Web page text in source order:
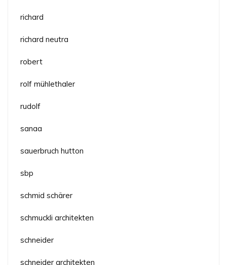
richard
richard neutra
robert
rolf mühlethaler
rudolf
sanaa
sauerbruch hutton
sbp
schmid schärer
schmuckli architekten
schneider
schneider architekten